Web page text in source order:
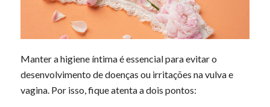
Manter a higiene íntima é essencial para evitar o
desenvolvimento de doenças ou irritações na vulva e
vagina. Por isso, fique atenta a dois pontos: